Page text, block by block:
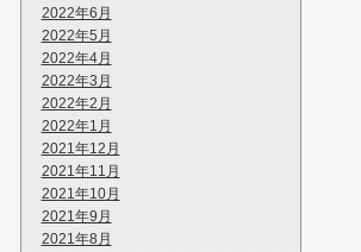
2022年6月
2022年5月
2022年4月
2022年3月
2022年2月
2022年1月
2021年12月
2021年11月
2021年10月
2021年9月
2021年8月